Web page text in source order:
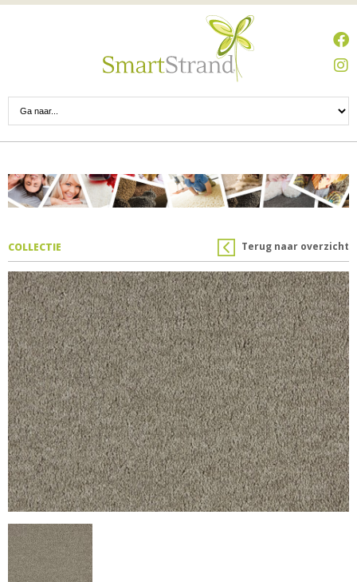
Terug naar overzicht
COLLECTIE